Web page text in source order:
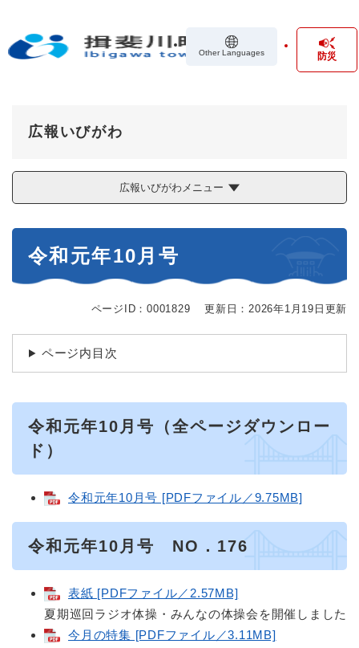
の
Other Languages 防災
広報いびがわ
広報いびがわメニュー
令和元年10月号
ページID：0001829 更新日：2026年1月19日更新
ページ内目次
令和元年10月号（全ページダウンロー
ド）
令和元年10月号 [PDFファイル／9.75MB]
令和元年10月号 NO．176
表紙 [PDFファイル／2.57MB]
夏期巡回ラジオ体操・みんなの体操会を開催しました
今月の特集 [PDFファイル／3.11MB]